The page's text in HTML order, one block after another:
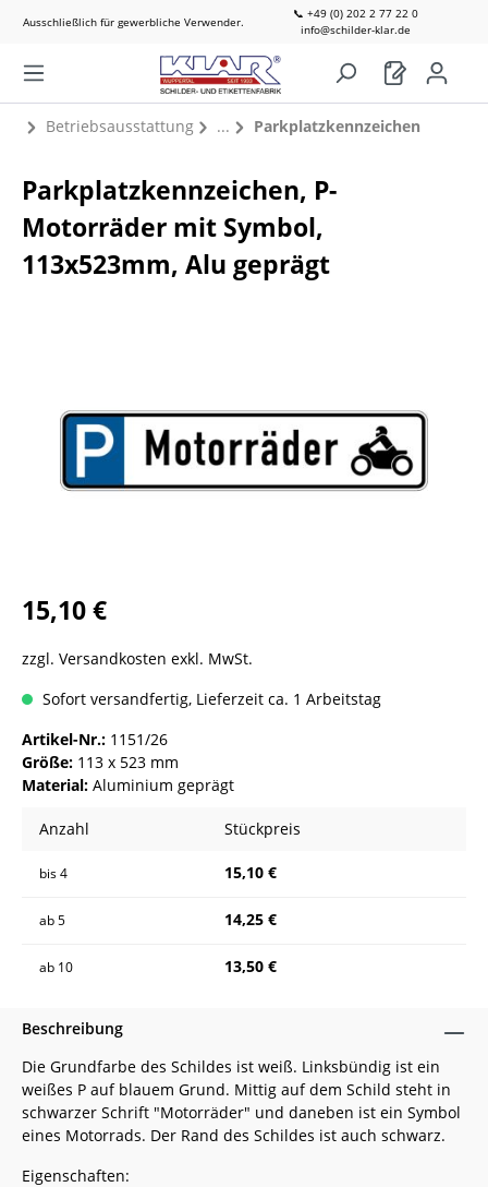
Ausschließlich für gewerbliche Verwender.
📞 +49 (0) 202 2 77 22 0
info@schilder-klar.de
Betriebsausstattung Parkplatzkennzeichen
Parkplatzkennzeichen, P-
Motorräder mit Symbol,
113x523mm, Alu geprägt
15,10 €
zzgl. Versandkosten exkl. MwSt.
Sofort versandfertig, Lieferzeit ca. 1 Arbeitstag
Artikel-Nr.: 1151/26
Größe: 113 x 523 mm
Material: Aluminium geprägt
Anzahl Stückpreis
bis4 15,10 €
ab5 14,25 €
ab 10 13,50 €
Beschreibung
Die Grundfarbe des Schildes ist weiß. Linksbündig ist ein
weißes P auf blauem Grund. Mittig auf dem Schild steht in
schwarzer Schrift "Motorräder" und daneben ist ein Symbol
eines Motorrads. Der Rand des Schildes ist auch schwarz.
Eigenschaften: